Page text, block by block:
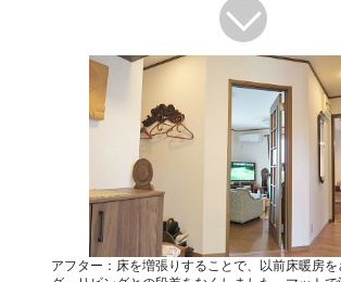
アフター：床を増張りすることで、以前床暖房